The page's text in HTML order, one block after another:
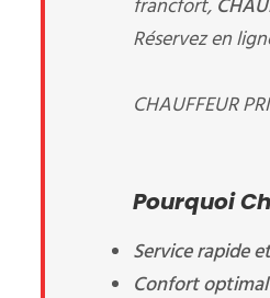
francfort,
Réservez en
CHAUFFEUR
Pourquoi
Service rapide
Confort